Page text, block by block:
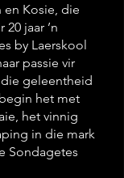
en Kosie, die
20 jaar ’n
by Laerskool
passie vir
geleentheid
het met
het vinnig
in die mark
Sondagetes